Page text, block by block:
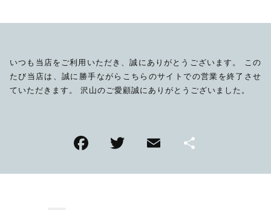
いつも当店をご利用いただき、誠にありがとうございます。 この
たび当店は、誠に勝手ながらこちらのサイトでの営業を終了させ
ていただきます。 沢山のご愛顧誠にありがとうございました。
価格帯
並び順